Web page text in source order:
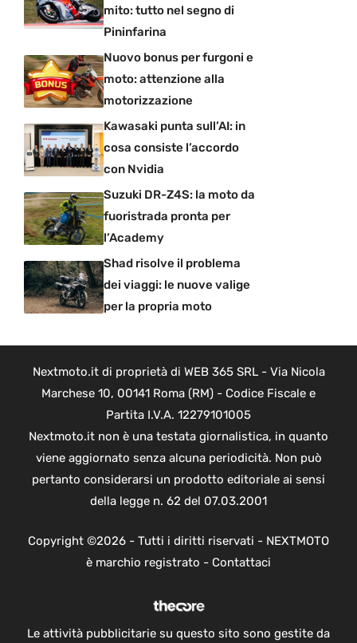
mito: tutto nel segno di
Pininfarina
Nuovo bonus per furgoni e
moto: attenzione alla
motorizzazione
Kawasaki punta sull’AI: in
cosa consiste l’accordo
con Nvidia
Suzuki DR-Z4S: la moto da
fuoristrada pronta per
l’Academy
Shad risolve il problema
dei viaggi: le nuove valige
per la propria moto
Nextmoto.it di proprietà di WEB 365 SRL - Via Nicola
Marchese 10, 00141 Roma (RM) - Codice Fiscale e
Partita I.V.A. 12279101005
Nextmoto.it non è una testata giornalistica, in quanto
viene aggiornato senza alcuna periodicità. Non può
pertanto considerarsi un prodotto editoriale ai sensi
della legge n. 62 del 07.03.2001
Copyright ©2026 - Tutti i diritti riservati - NEXTMOTO
è marchio registrato - Contattaci
Le attività pubblicitarie su questo sito sono gestite da